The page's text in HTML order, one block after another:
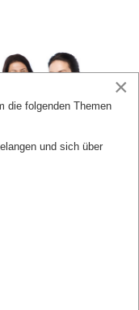
×
die folgenden Themen
und sich über